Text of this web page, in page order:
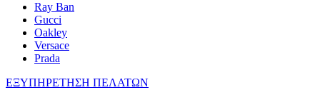
Ray Ban
Gucci
Oakley
Versace
Prada
ΕΞΥΠΗΡΕΤΗΣΗ ΠΕΛΑΤΩΝ